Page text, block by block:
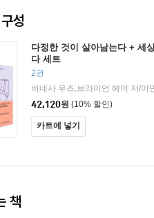
성
다정한 것이 살아남는다 + 세
다 세트
2권
버네사 우즈,브라이언 헤어 저/이
42,120원 (10% 할인)
카트에 넣기
책